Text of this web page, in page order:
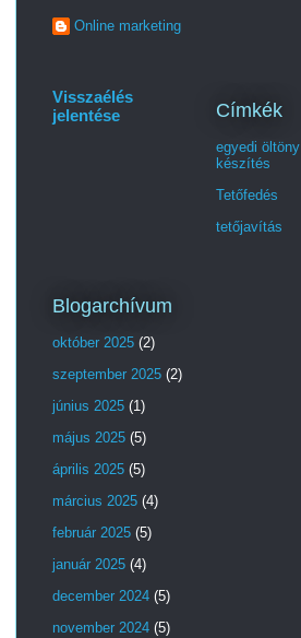
Online marketing
Visszaélés
jelentése
Címkék
egyedi öltöny
készítés
Tetőfedés
tetőjavítás
Blogarchívum
október 2025 (2)
szeptember 2025 (2)
június 2025 (1)
május 2025 (5)
április 2025 (5)
március 2025 (4)
február 2025 (5)
január 2025 (4)
december 2024 (5)
november 2024 (5)